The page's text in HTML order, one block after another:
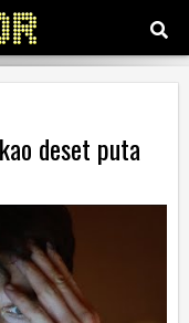
deset puta